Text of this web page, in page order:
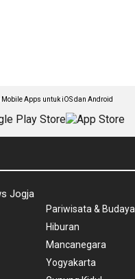
Mobile Apps untuk iOS dan Android
Jogja
Pariwisata & Budaya
Hiburan
Mancanegara
Yogyakarta